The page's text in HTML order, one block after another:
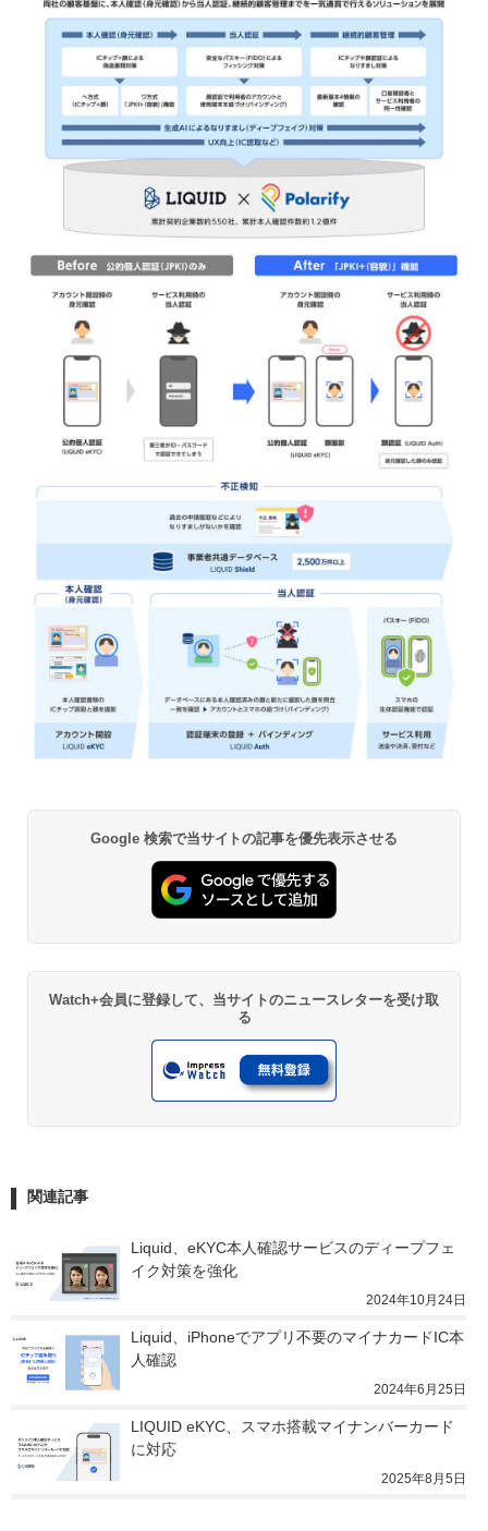
Google 検索で当サイトの記事を優先表示させる
Watch+会員に登録して、当サイトのニュースレターを受け取
る
関連記事
Liquid、eKYC本人確認サービスのディープフェ
イク対策を強化
2024年10月24日
Liquid、iPhoneでアプリ不要のマイナカードIC本
人確認
2024年6月25日
LIQUID eKYC、スマホ搭載マイナンバーカード
に対応
2025年8月5日